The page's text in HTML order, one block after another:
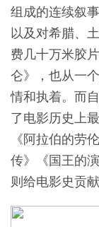
组成的连续叙
以及对希腊、
费几十万米胶
仑》，也从一
情和执着。而
了电影历史上
《阿拉伯的劳
传》《国王的
则给电影史贡